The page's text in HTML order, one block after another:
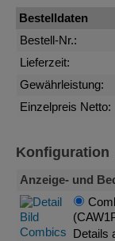
Bestelldaten
Bestell-Nr.:
Lieferzeit:
Gewährleistung:
Einzelpreis Netto:
Konfiguration
Anzeige- und
Details